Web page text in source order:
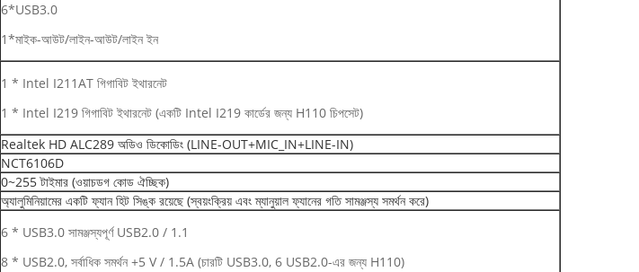
6*USB3.0
1*মাইক-আউট/লাইন-আউট/লাইন ইন
1 * Intel I211AT গিগাবিট ইথারনেট
1 * Intel I219 গিগাবিট ইথারনেট (একটি Intel I219 কার্ডের জন্য H110 চিপসেট)
Realtek HD ALC289 অডিও ডিকোডিং (LINE-OUT+MIC_IN+LINE-IN)
NCT6106D
0~255 টাইমার (ওয়াচডগ কোড ঐচ্ছিক)
অ্যালুমিনিয়ামের একটি ফ্যান হিট সিঙ্ক রয়েছে (স্বয়ংক্রিয় এবং ম্যানুয়াল ফ্যানের গতি সামঞ্জস্য সমর্থন করে)
6 * USB3.0 সামঞ্জস্যপূর্ণ USB2.0 / 1.1
8 * USB2.0, সর্বাধিক সমর্থন +5 V / 1.5A (চারটি USB3.0, 6 USB2.0-এর জন্য H110)